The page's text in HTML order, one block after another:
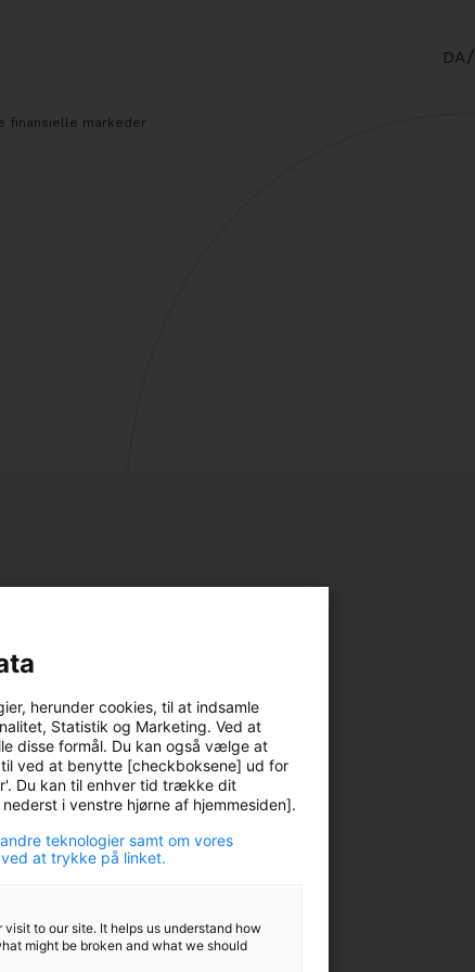
DA/
finansielle markeder
'Halvåret der gik på
herunder cookies, til at indsamle
Statistik og Marketing. Ved at
disse formål. Du kan også vælge at
ved at benytte [checkboksene] ud for
Du kan til enhver tid trække dit
i venstre hjørne af hjemmesiden].
teknologier samt om vores
at trykke på linket.
to our site. It helps us understand how
might be broken and what we should